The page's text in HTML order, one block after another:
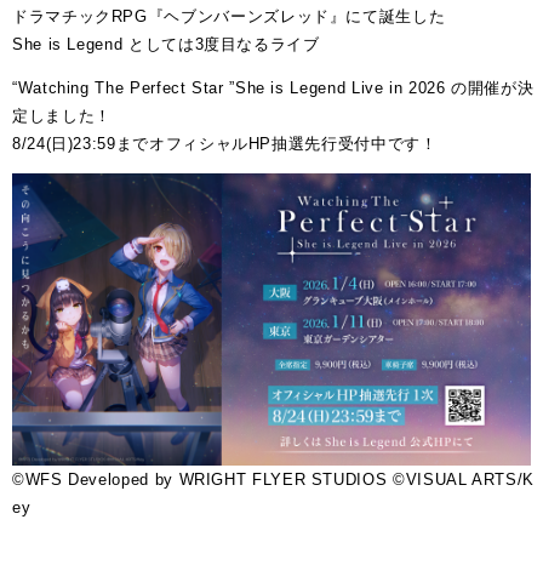
ドラマチックRPG『ヘブンバーンズレッド』にて誕生した
She is Legend としては3度目なるライブ
“Watching The Perfect Star ”She is Legend Live in 2026 の開催が決
定しました！
8/24(日)23:59までオフィシャルHP抽選先行受付中です！
©WFS Developed by WRIGHT FLYER STUDIOS ©VISUAL ARTS/K
ey